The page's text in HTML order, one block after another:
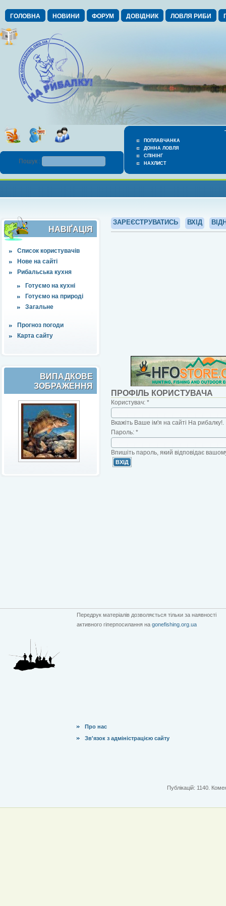
ГОЛОВНА НОВИНИ ФОРУМ ДОВІДНИК ЛОВЛЯ РИБИ
ПОПЛАВЧАНКА
ДОННА ЛОВЛЯ
СПІНІНГ
НАХЛИСТ
Пошук :
НАВІҐАЦІЯ
Список користувачів
Нове на сайті
Рибальська кухня
Готуємо на кухні
Готуємо на природі
Загальне
Прогноз погоди
Карта сайту
ВИПАДКОВЕ
ЗОБРАЖЕННЯ
ЗАРЕЄСТРУВАТИСЬ ВХІД
ПРОФІЛЬ КОРИСТУВАЧА
Користувач: *
Вкажіть Ваше ім'я на сайті На рибалку!.
Пароль: *
Впишіть пароль, який відповідає
Передрук матеріалів дозволяється тільки за наявності
активного гіперпосилання на gonefishing.org.ua
Про нас
Зв'язок з адміністрацією сайту
Публікацій: 1140.